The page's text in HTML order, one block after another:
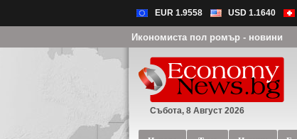
EUR 1.9558 USD 1.1640
Икономиста пол ромър - новини
Събота, 8 Август 2026